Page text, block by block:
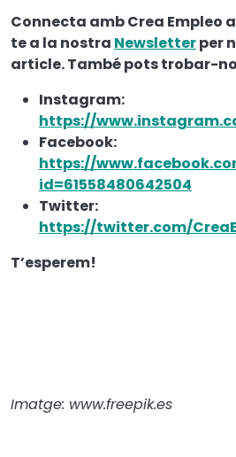
Connecta amb Crea Empleo a
te a la nostra Newsletterper
article. També pots trobar-
Instagram:
https://
Facebook:
https://
id=61558480642504
Twitter:
https://twitter.com/
T’esperem!
Imatge: www.freepik.es